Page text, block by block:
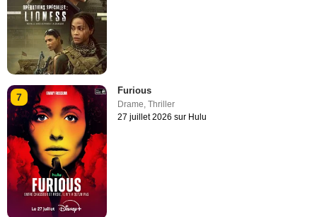
7
Furious
Drame,Thriller
27 juillet 2026 sur Hulu